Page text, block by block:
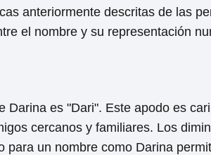
anteriormente descritas de las
el nombre y su representación
es "Dari". Este apodo es
cercanos y familiares. Los
para un nombre como Darina